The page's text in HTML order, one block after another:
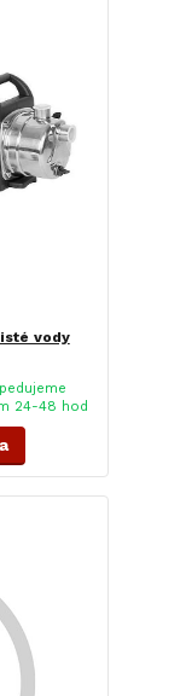
vody
24-48 hod